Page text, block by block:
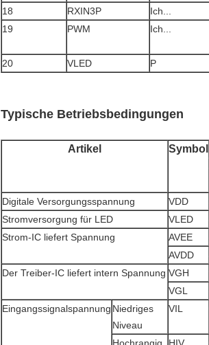
18
RXIN3P Ich...
19
PWM Ich...
20
VLED P
Typische Betriebsbedingungen
Artikel Symbol
Digitale Versorgungsspannung
VDD
Stromversorgung für LED
VLED
Strom-IC liefert Spannung
AVEE
AVDD
Der Treiber-IC liefert intern Spannung VGH
VGL
Eingangssignalspannung Niedriges
Niveau
VIL